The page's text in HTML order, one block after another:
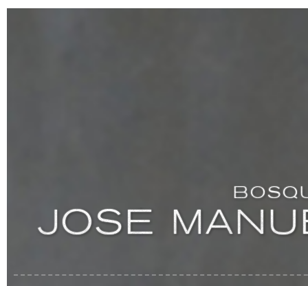
BOSQ
JOS É MA N U